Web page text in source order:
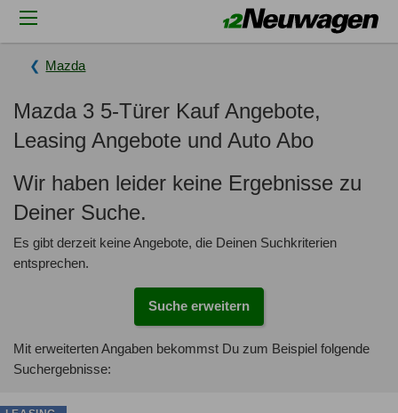
Mazda
Mazda 3 5-Türer Kauf Angebote,
Leasing Angebote und Auto Abo
Wir haben leider keine Ergebnisse zu
Deiner Suche.
Es gibt derzeit keine Angebote, die Deinen Suchkriterien
entsprechen.
Suche erweitern
Mit erweiterten Angaben bekommst Du zum Beispiel folgende
Suchergebnisse: